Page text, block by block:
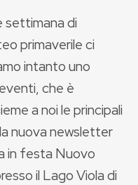
settimana di
primaverile ci
intanto uno
che è
a noi le principali
nuova newsletter
in festa Nuovo
il Lago Viola di